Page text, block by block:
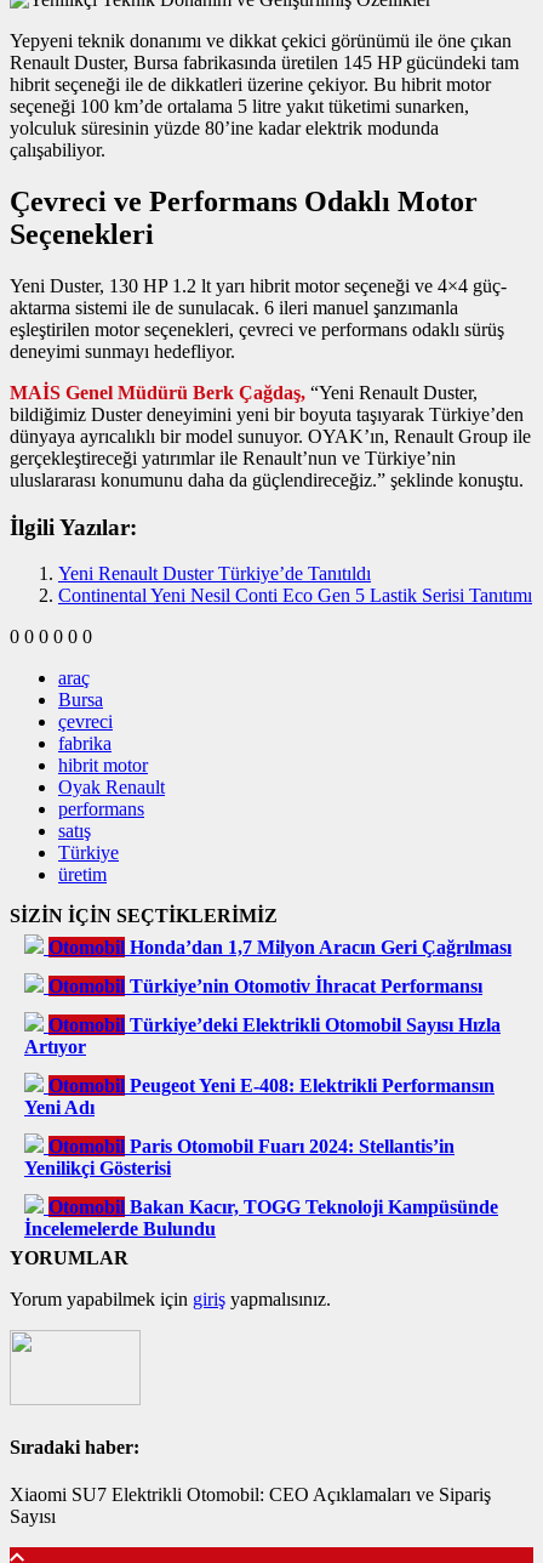
Yepyeni teknik donanımı ve dikkat çekici görünümü ile öne çıkan
Renault Duster, Bursa fabrikasında üretilen 145 HP gücündeki tam
hibrit seçeneği ile de dikkatleri üzerine çekiyor. Bu hibrit motor
seçeneği 100 km’de ortalama 5 litre yakıt tüketimi sunarken,
yolculuk süresinin yüzde 80’ine kadar elektrik modunda
çalışabiliyor.
Çevreci ve Performans Odaklı Motor
Seçenekleri
Yeni Duster, 130 HP 1.2 lt yarı hibrit motor seçeneği ve 4×4 güç-
aktarma sistemi ile de sunulacak. 6 ileri manuel şanzımanla
eşleştirilen motor seçenekleri, çevreci ve performans odaklı sürüş
deneyimi sunmayı hedefliyor.
MAİS Genel Müdürü Berk Çağdaş, “Yeni Renault Duster,
bildiğimiz Duster deneyimini yeni bir boyuta taşıyarak Türkiye’den
dünyaya ayrıcalıklı bir model sunuyor. OYAK’ın, Renault Group ile
gerçekleştireceği yatırımlar ile Renault’nun ve Türkiye’nin
uluslararası konumunu daha da güçlendireceğiz.” şeklinde konuştu.
İlgili Yazılar:
Yeni Renault Duster Türkiye’de Tanıtıldı
Continental Yeni Nesil Conti Eco Gen 5 Lastik Serisi Tanıtımı
0 0 0 0 0 0
araç
Bursa
çevreci
fabrika
hibrit motor
Oyak Renault
performans
satış
Türkiye
üretim
SİZİN İÇİN SEÇTİKLERİMİZ
Otomobil Honda’dan 1,7 Milyon Aracın Geri Çağrılması
Otomobil Türkiye’nin Otomotiv İhracat Performansı
Otomobil Türkiye’deki Elektrikli Otomobil Sayısı Hızla
Artıyor
Otomobil Peugeot Yeni E-408: Elektrikli Performansın
Yeni Adı
Otomobil Paris Otomobil Fuarı 2024: Stellantis’in
Yenilikçi Gösterisi
Otomobil Bakan Kacır, TOGG Teknoloji Kampüsünde
İncelemelerde Bulundu
YORUMLAR
Yorum yapabilmek için giriş yapmalısınız.
Sıradaki haber:
Xiaomi SU7 Elektrikli Otomobil: CEO Açıklamaları ve Sipariş
Sayısı